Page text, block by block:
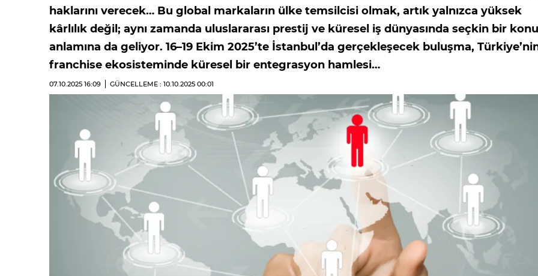
haklarını verecek… Bu global markaların ülke temsilcisi olmak, artık yalnızca yüksek
kârlılık değil; aynı zamanda uluslararası prestij ve küresel iş dünyasında seçkin bir
anlamına da geliyor. 16–19 Ekim 2025’te İstanbul’da gerçekleşecek buluşma,
franchise ekosisteminde küresel bir entegrasyon hamlesi…
07.10.2025 16:09 GÜNCELLEME : 10.10.2025 00:01